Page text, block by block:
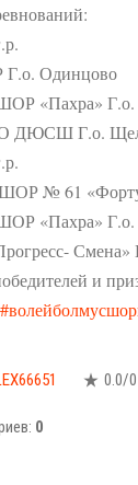
Одинцово
«Пахра» Г.о.
ДЮСШ Г.о.
№ 61
«Пахра» Г.о.
Смена»
и
0.0/0
: 0